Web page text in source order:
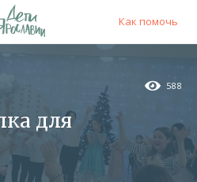
Как помочь
588
для